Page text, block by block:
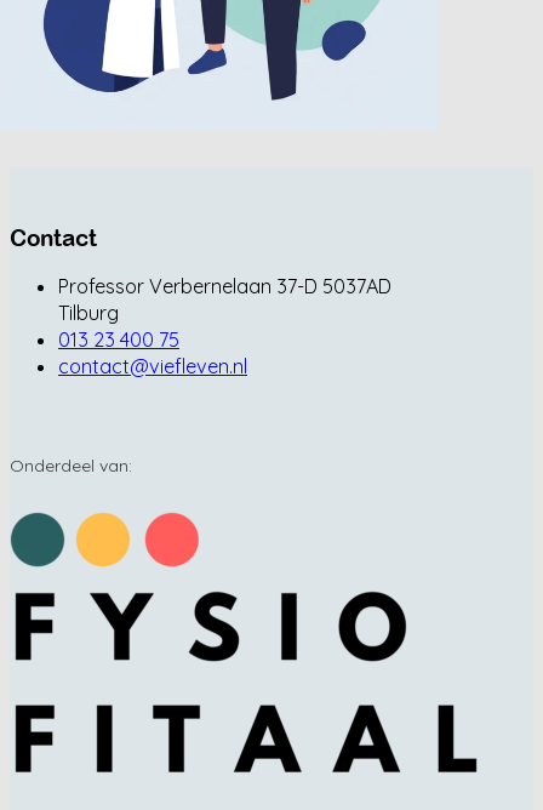
Contact
Professor Verbernelaan 37-D 5037AD
Tilburg
013 23 400 75
contact@viefleven.nl
Onderdeel van: